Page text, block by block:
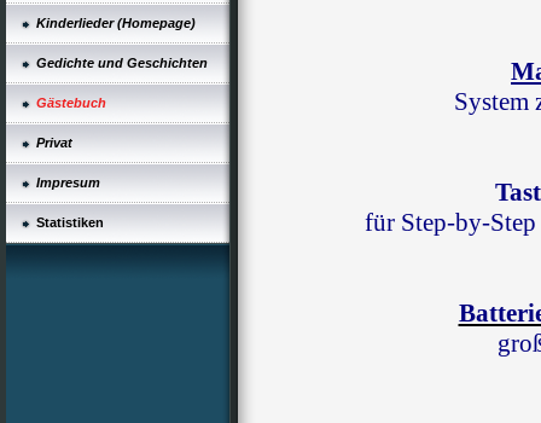
Kinderlieder (Homepage)
Gedichte und Geschichten
Gästebuch
Privat
Impresum
Statistiken
System
für Step-by-